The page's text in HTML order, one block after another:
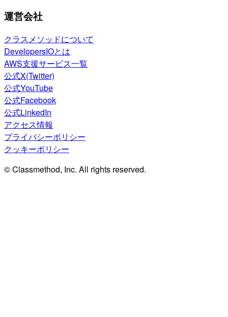
運営会社
クラスメソッドについて
DevelopersIOとは
AWS支援サービス一覧
公式X(Twitter)
公式YouTube
公式Facebook
公式LinkedIn
アクセス情報
プライバシーポリシー
クッキーポリシー
© Classmethod, Inc. All rights reserved.